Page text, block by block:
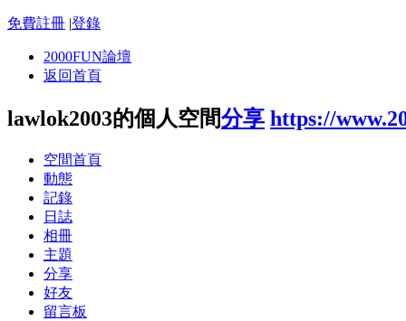
免費註冊 |登錄
2000FUN論壇
返回首頁
lawlok2003的個人空間分享 https://
空間首頁
動態
記錄
日誌
相冊
主題
分享
好友
留言板